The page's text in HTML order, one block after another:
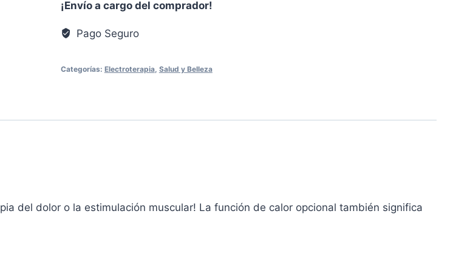
¡Envío a cargo del comprador!
Pago Seguro
Categorías: Electroterapia, Salud y Belleza
del dolor o la estimulación muscular! La función de calor opcional también significa